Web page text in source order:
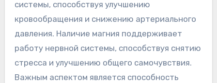
системы‚ способствуя улучшению
кровообращения и снижению артериального
давления. Наличие магния поддерживает
работу нервной системы‚ способствуя снятию
стресса и улучшению общего самочувствия.
Важным аспектом является способность